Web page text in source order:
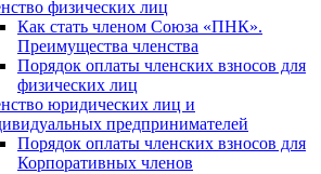
физических лиц
Как стать членом Союза «ПНК».
Преимущества членства
Порядок оплаты членских взносов для
физических лиц
юридических лиц и
предпринимателей
Порядок оплаты членских взносов для
Корпоративных членов